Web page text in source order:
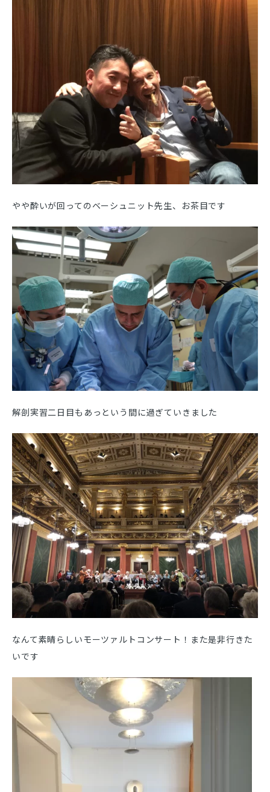
やや酔いが回ってのベーシュニット先生、お茶目です
解剖実習二日目もあっという間に過ぎていきました
なんて素晴らしいモーツァルトコンサート！また是非行きた
いです